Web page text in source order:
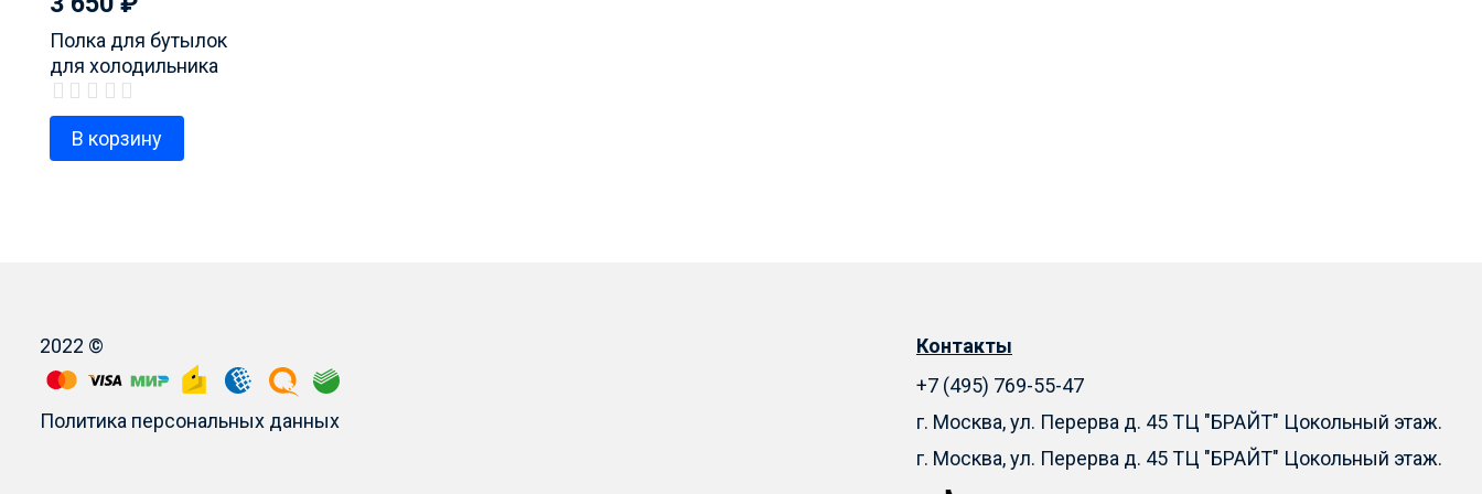
Полка для бутылок
для холодильника
Whirlpool, код проукта
481241828739
В корзину
2022 ©
Политика персональных данных
Контакты
+7 (495) 769-55-47
г. Москва, ул. Перерва д. 45 ТЦ "БРАЙТ" Цокольный этаж.
г. Москва, ул. Перерва д. 45 ТЦ "БРАЙТ" Цокольный этаж.